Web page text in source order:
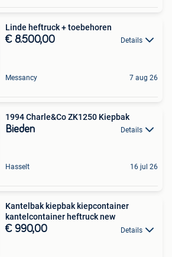
Linde heftruck + toebehoren
€ 8.500,00 Details
Messancy 7 aug 26
1994 Charle&Co ZK1250 Kiepbak
Bieden Details
Hasselt 16 jul 26
Kantelbak kiepbak kiepcontainer
kantelcontainer heftruck new
€ 990,00 Details